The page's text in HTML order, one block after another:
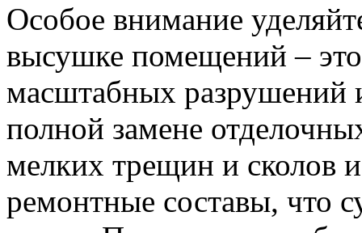
Особое внимание
высушке помещений – это
масштабных разрушений
полной замене
мелких трещин и сколов
ремонтные составы, что